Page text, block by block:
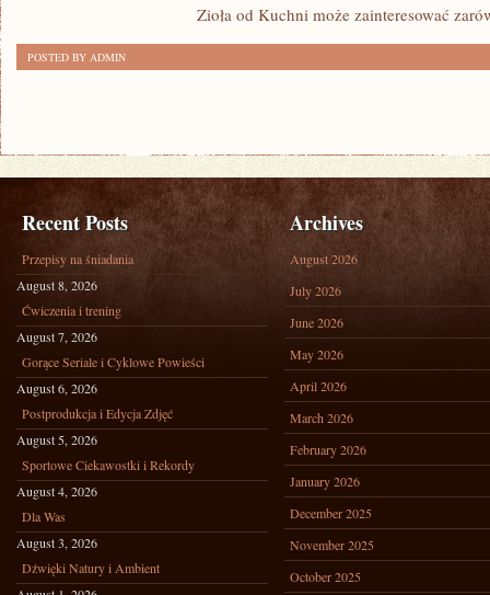
Zioła od Kuchni może zainteresować
POSTED BY ADMIN
Recent Posts
Przepisy na śniadania
August 8, 2026
Ćwiczenia i trening
August 7, 2026
Gorące Seriale i Cyklowe Powieści
August 6, 2026
Postprodukcja i Edycja Zdjęć
August 5, 2026
Sportowe Ciekawostki i Rekordy
August 4, 2026
Dla Was
August 3, 2026
Dźwięki Natury i Ambient
Archives
August 2026
July 2026
June 2026
May 2026
April 2026
March 2026
February 2026
January 2026
December 2025
November 2025
October 2025